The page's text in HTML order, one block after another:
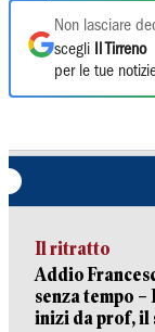
Non lasciare
scegli
Il Tirreno
per le tue
Il ritratto
Addio
senza tempo
inizi da prof, il